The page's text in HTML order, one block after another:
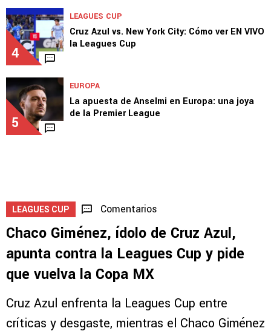
4
LEAGUES CUP
Cruz Azul vs. New York City: Cómo ver EN VIVO
la Leagues Cup
5
EUROPA
La apuesta de Anselmi en Europa: una joya
de la Premier League
LEAGUES CUP Comentarios
Chaco Giménez, ídolo de Cruz Azul,
apunta contra la Leagues Cup y pide
que vuelva la Copa MX
Cruz Azul enfrenta la Leagues Cup entre
críticas y desgaste, mientras el Chaco Giménez